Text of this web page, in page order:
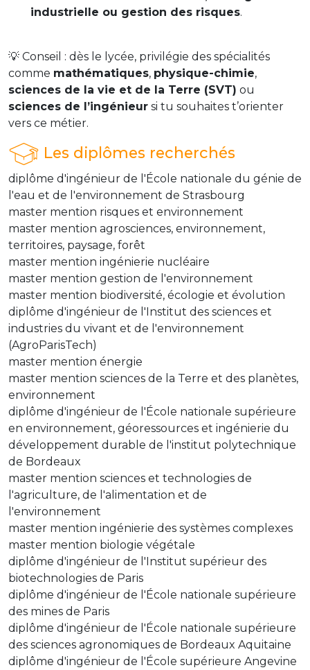
industrielle ou gestion des risques.
💡 Conseil : dès le lycée, privilégie des spécialités
comme mathématiques, physique-chimie,
sciences de la vie et de la Terre (SVT) ou
sciences de l’ingénieur si tu souhaites t’orienter
vers ce métier.
Les diplômes recherchés
diplôme d'ingénieur de l'École nationale du génie de
l'eau et de l'environnement de Strasbourg
master mention risques et environnement
master mention agrosciences, environnement,
territoires, paysage, forêt
master mention ingénierie nucléaire
master mention gestion de l'environnement
master mention biodiversité, écologie et évolution
diplôme d'ingénieur de l'Institut des sciences et
industries du vivant et de l'environnement
(AgroParisTech)
master mention énergie
master mention sciences de la Terre et des planètes,
environnement
diplôme d'ingénieur de l'École nationale supérieure
en environnement, géoressources et ingénierie du
développement durable de l'institut polytechnique
de Bordeaux
master mention sciences et technologies de
l'agriculture, de l'alimentation et de
l'environnement
master mention ingénierie des systèmes complexes
master mention biologie végétale
diplôme d'ingénieur de l'Institut supérieur des
biotechnologies de Paris
diplôme d'ingénieur de l'École nationale supérieure
des mines de Paris
diplôme d'ingénieur de l'École nationale supérieure
des sciences agronomiques de Bordeaux Aquitaine
diplôme d'ingénieur de l'École supérieure Angevine